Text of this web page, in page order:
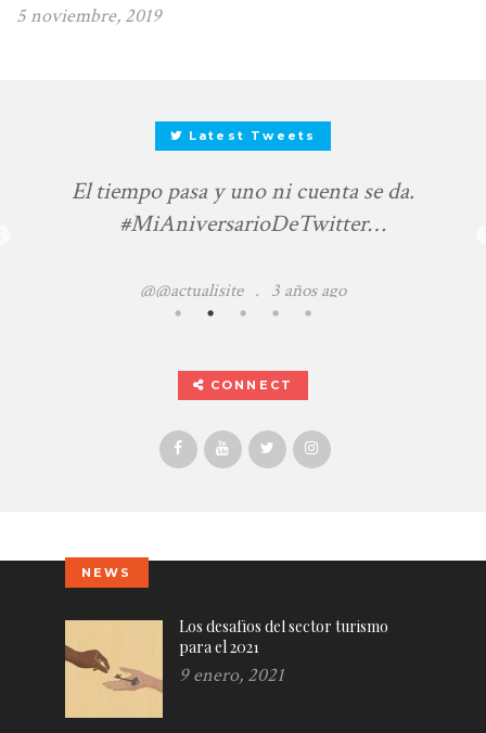
5 noviembre, 2019
Latest Tweets
El tiempo pasa y uno ni cuenta se da.
#MiAniversarioDeTwitter
@@actualisite . 3 años ago
CONNECT
NEWS
Los desafíos del sector turismo
para el 2021
9 enero, 2021